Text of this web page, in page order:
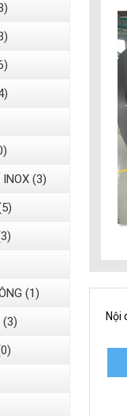
INOX (3)
(1)
(3)
Nội